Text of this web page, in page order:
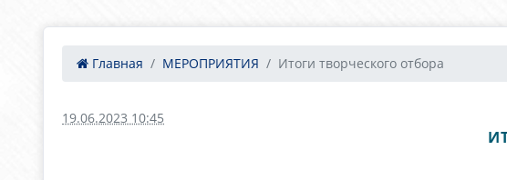
Главная МЕРОПРИЯТИЯ Итоги творческого отбора
19.06.2023 10:45